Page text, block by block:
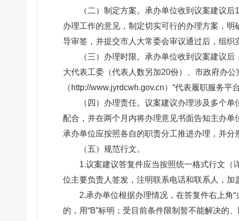
（二）制定方案。承办单位收到议案建议
办理工作的意见，制定切实可行的办理方案，
导审签，并提交市人大常委会审议通过后，组织
（三）办理时限。承办单位收到议案建议
大代表工委（代表人数另加20份）、市政府办
（http://www.jyrdcwh.gov.cn）“代表履职服务平
（四）办理责任。议案建议办理涉及多个
配合，并在两个月内将办理意见书面告知主办
承办单位应按照各自的职责分工推进办理，并分
（五）规范行文。
1.议案建议答复件应当按照统一格式行文（
位主要负责人签发，注明联系电话和联系人，加
2.承办单位根据办理情况，在答复件右上角
的，用“B”标明；受目前条件限制暂不能解决的